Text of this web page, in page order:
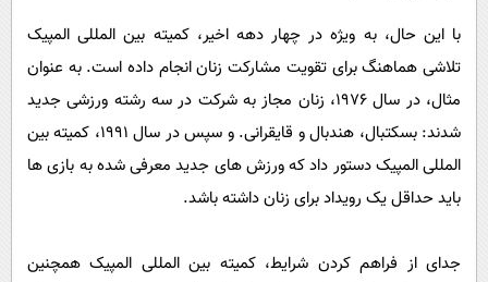
با این حال، به ویژه در چهار دهه اخیر، کمیته بین المللی المپیک
تلاشی هماهنگ برای تقویت مشارکت زنان انجام داده است. به عنوان
مثال، در سال ۱۹۷۶، زنان مجاز به شرکت در سه رشته ورزشی جدید
شدند: بسکتبال، هندبال و قایقرانی. و سپس در سال ۱۹۹۱، کمیته بین
المللی المپیک دستور داد که ورزش های جدید معرفی شده به بازی ها
باید حداقل یک رویداد برای زنان داشته باشد.
جدای از فراهم کردن شرایط، کمیته بین المللی المپیک همچنین